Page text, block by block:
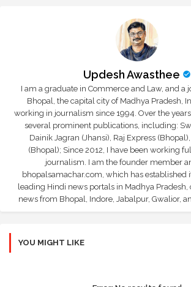
Updesh Awasthee
I am a graduate in Commerce and Law, and a
Bhopal, the capital city of Madhya Pradesh,
working in journalism since 1994. Over the
several prominent publications, including:
Dainik Jagran (Jhansi), Raj Express
(Bhopal); Since 2012, I have been working
journalism. I am the founder member
bhopalsamachar.com, which has established
leading Hindi news portals in Madhya
news from Bhopal, Indore, Jabalpur, Gwalior,
YOU MIGHT LIKE